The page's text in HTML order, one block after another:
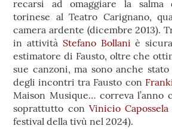
recarsi ad omaggiare la salma
torinese al Teatro Carignano,
camera ardente (dicembre 2013).
in attività Stefano Bollani è
estimatore di Fausto, oltre che
sue canzoni, ma sono anche
degli incontri tra Fausto con
Maison Musique… correva l’anno
soprattutto conVinicio Capossela
festival della tivù nel 2024).